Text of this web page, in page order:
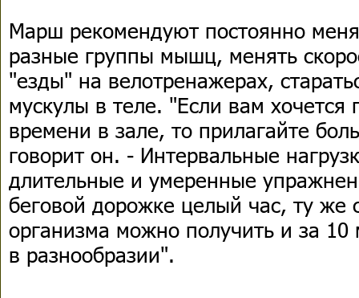
Марш рекомендуют постоянно
разные группы мышц, менять
"езды" на велотренажерах,
мускулы в теле. "Если вам
времени в зале, то прилагайте
говорит он. - Интервальные
длительные и умеренные
беговой дорожке целый час, ту же
организма можно получить и за
в разнообразии".